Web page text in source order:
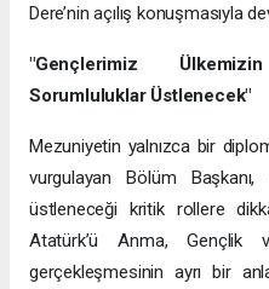
Dere’nin açılış konuşmasıyla
"Gençlerimiz
Sorumluluklar Üstlenecek"
Mezuniyetin yalnızca bir
vurgulayan Bölüm
üstleneceği kritik rollere
Atatürk’ü Anma, Gençlik
gerçekleşmesinin ayrı bir